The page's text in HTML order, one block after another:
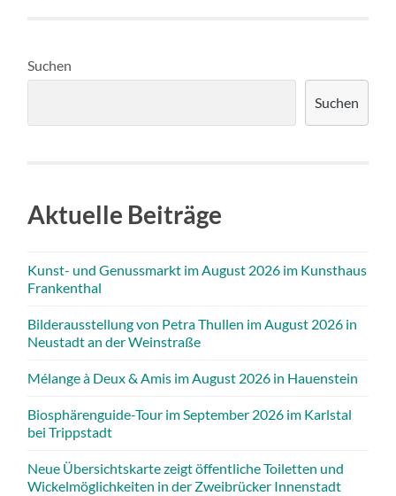
Suchen
Suchen
Aktuelle Beiträge
Kunst- und Genussmarkt im August 2026 im Kunsthaus
Frankenthal
Bilderausstellung von Petra Thullen im August 2026 in
Neustadt an der Weinstraße
Mélange à Deux & Amis im August 2026 in Hauenstein
Biosphärenguide-Tour im September 2026 im Karlstal
bei Trippstadt
Neue Übersichtskarte zeigt öffentliche Toiletten und
Wickelmöglichkeiten in der Zweibrücker Innenstadt